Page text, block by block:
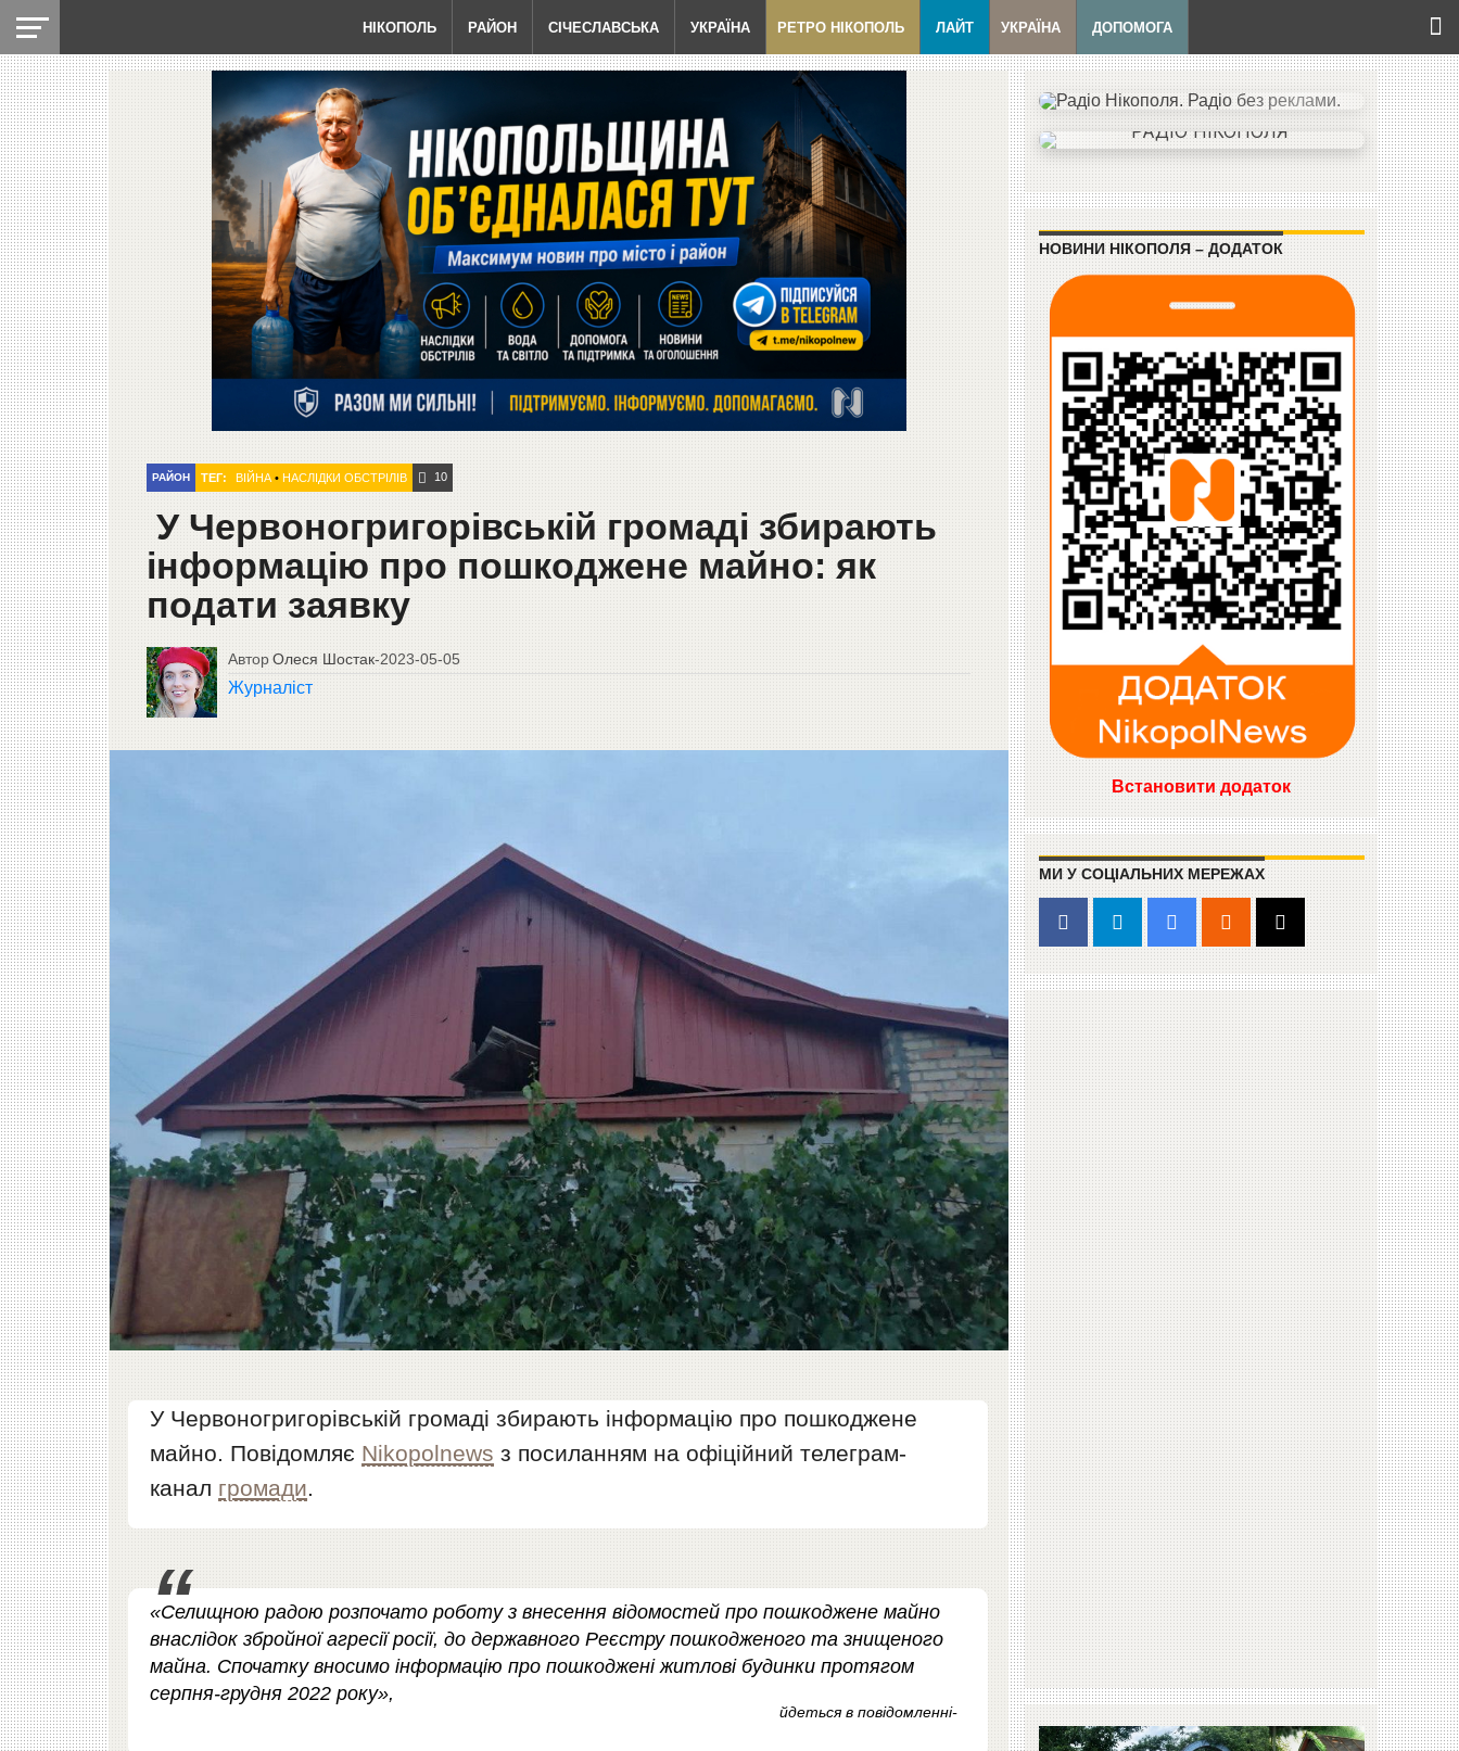
НІКОПОЛЬ РАЙОН СІЧЕСЛАВСЬКА УКРАЇНА РЕТРО НІКОПОЛЬ ЛАЙТ УКРАЇНА ДОПОМОГА
РАЙОН ТЕГ: ВІЙНА• НАСЛІДКИ ОБСТРІЛІВ 10
У Червоногригорівській громаді збирають
інформацію про пошкоджене майно: як
подати заявку
Автор Олеся Шостак-2023-05-05
Журналіст
У Червоногригорівській громаді збирають інформацію про пошкоджене
майно. Повідомляє Nikopolnews з посиланням на офіційний телеграм-
канал громади.
«Селищною радою розпочато роботу з внесення відомостей про пошкоджене майно
внаслідок збройної агресії росії, до державного Реєстру пошкодженого та знищеного
майна. Спочатку вносимо інформацію про пошкоджені житлові будинки протягом
серпня-грудня 2022 року»,
йдеться в повідомленні-
НОВИНИ НІКОПОЛЯ – ДОДАТОК
Встановити додаток
МИ У СОЦІАЛЬНИХ МЕРЕЖАХ